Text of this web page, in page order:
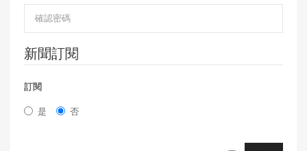
新聞訂閱
訂閱
是 否